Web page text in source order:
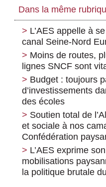
Dans la même
L’AES appelle à
canal Seine-Nord
Moins de routes,
lignes SNCF sont
Budget : toujours
d’investissements
des écoles
Soutien total de
et sociale à nos
Confédération
L’AES exprime
mobilisations
la politique brutale